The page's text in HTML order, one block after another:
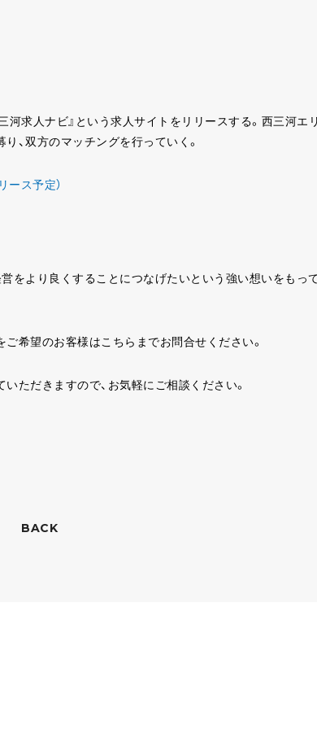
河求人ナビ』という求人サイトをリリースする。西三河エ
、双方のマッチングを行っていく。
ース予定）
をより良くすることにつなげたいという強い想いをもっ
希望のお客様はこちらまでお問合せください。
ただきますので、お気軽にご相談ください。
BACK